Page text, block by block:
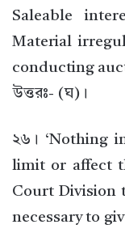
Saleable
Material
conducting
উত্তরঃ- (ঘ)।
২৬। ‘Nothing
limit or affect
Court Division
necessary to